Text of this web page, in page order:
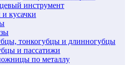
инструмент
кусачки
тонкогубцы и длинногубцы
и пассатижи
по металлу